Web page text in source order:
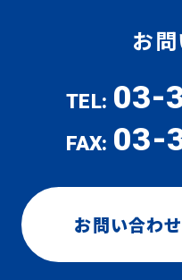
お
TEL: 03-
FAX: 03-
お問い合わ